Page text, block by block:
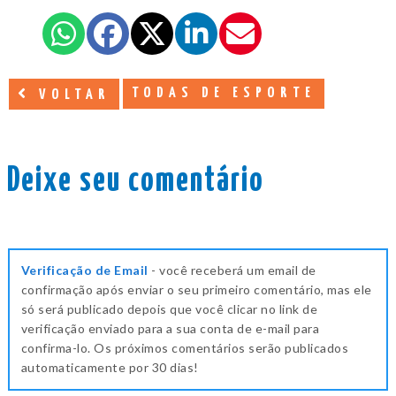
VOLTAR TODAS DE ESPORTE
Deixe seu comentário
Verificação de Email - você receberá um email de
confirmação após enviar o seu primeiro comentário, mas ele
só será publicado depois que você clicar no link de
verificação enviado para a sua conta de e-mail para
confirma-lo. Os próximos comentários serão publicados
automaticamente por 30 dias!